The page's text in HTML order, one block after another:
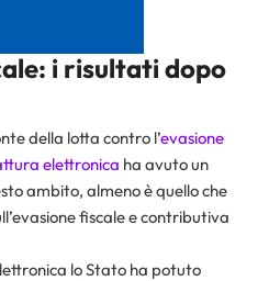
i risultati dopo
della lotta contro l’evasione
elettronica ha avuto un
ambito, almeno è quello che
fiscale e contributiva
lo Stato ha potuto